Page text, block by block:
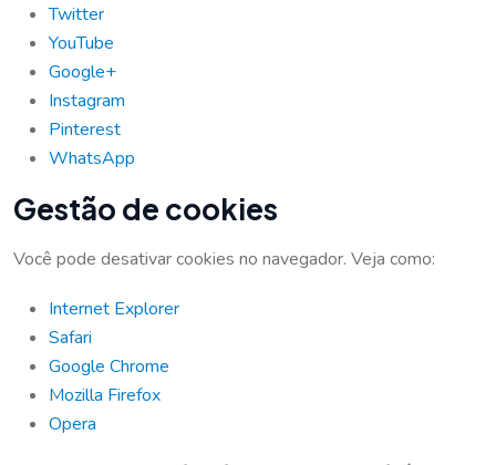
Twitter
YouTube
Google+
Instagram
Pinterest
WhatsApp
Gestão de cookies
Você pode desativar cookies no navegador. Veja como:
Internet Explorer
Safari
Google Chrome
Mozilla Firefox
Opera